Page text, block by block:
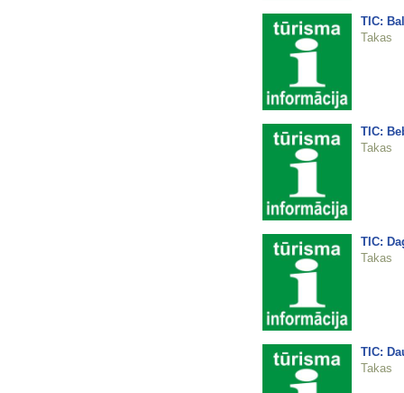
TIC:
Takas
TIC:
Takas
TIC:
Takas
TIC:
Takas